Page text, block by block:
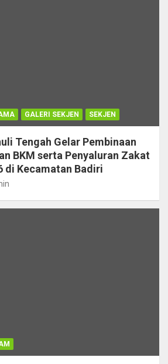
GALERI SEKJEN SEKJEN
Tengah Gelar Pembinaan
BKM serta Penyaluran Zakat
di Kecamatan Badiri